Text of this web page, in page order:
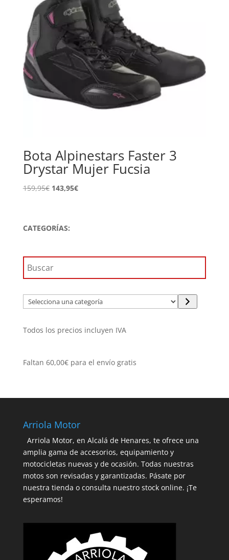
Bota Alpinestars Faster 3
Drystar Mujer Fucsia
159,95€ El
era:
143,95€El
CATEGORÍAS:
Selecciona
una
Todos los precios incluyen IVA
Faltan 60,00€para el envío gratis
Arriola Motor
Arriola Motor, en Alcalá de Henares, te ofrece una
amplia gama de accesorios, equipamiento y
motocicletas nuevas y de ocasión. Todas nuestras
motos son revisadas y garantizadas. Pásate por
nuestra tienda o consulta nuestro stock online. ¡Te
esperamos!